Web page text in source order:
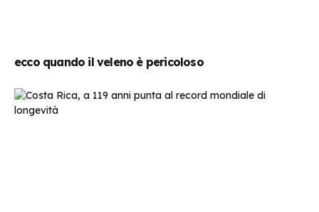
ecco quando il veleno è pericoloso